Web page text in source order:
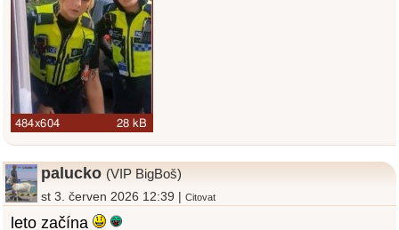
palucko (VIP BigBoš)
st 3. červen 2026 12:39 | Citovat
leto začína